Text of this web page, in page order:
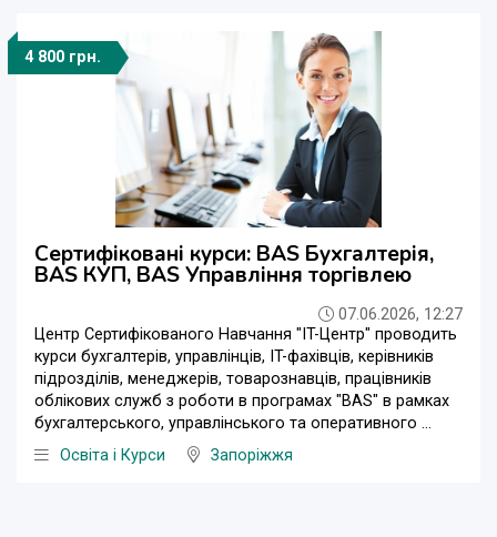
4 800 грн.
Сертифіковані курси: BAS Бухгалтерія,
BAS КУП, BAS Управління торгівлею
07.06.2026, 12:27
Центр Сертифікованого Навчання "IT-Центр" проводить
курси бухгалтерів, управлінців, IT-фахівців, керівників
підрозділів, менеджерів, товарознавців, працівників
облікових служб з роботи в програмах "BAS" в рамках
бухгалтерського, управлінського та оперативного ...
Освіта і Курси
Запоріжжя